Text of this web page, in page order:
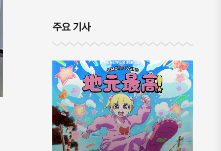
주요 기사